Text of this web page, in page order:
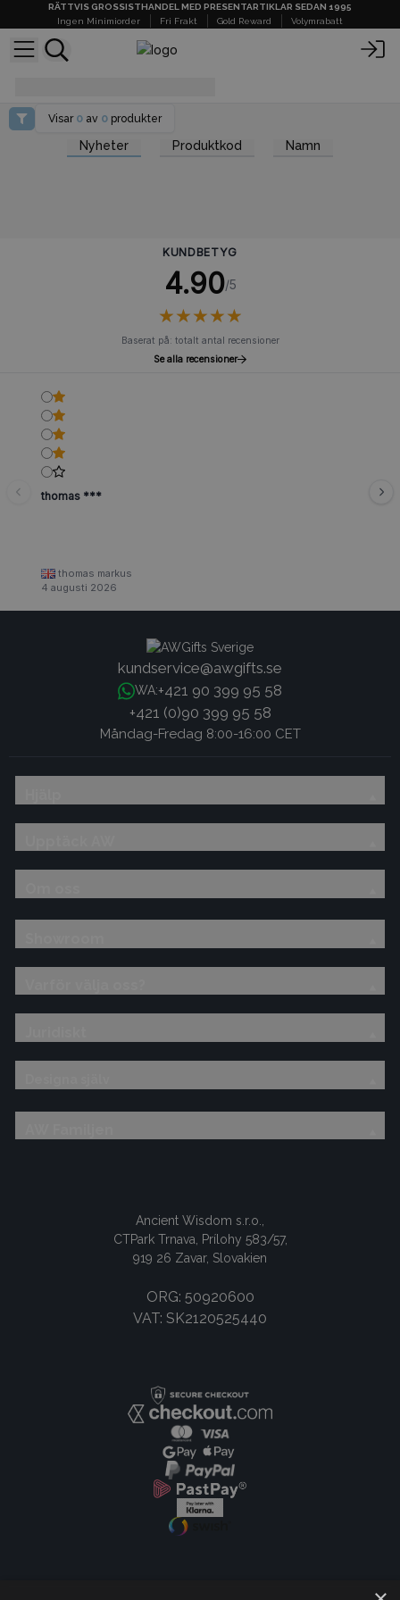
RÄTTVIS GROSSISTHANDEL MED PRESENTARTIKLAR SEDAN 1995
Ingen Minimiorder
Fri Frakt Gold Reward Volymrabatt
Visar 0 av 0 produkter
Nyheter Produktkod Namn
KUNDBETYG
4.90/5
★★★★★
★★★★★
Baserat på: totalt antal recensioner
Se alla recensioner
thomas ***
thomas markus
4 augusti 2026
kundservice@awgifts.se
WA:+421 90 399 95 58
+421 (0)90 399 95 58
Måndag-Fredag 8:00-16:00 CET
Ancient Wisdom s.r.o.,
CTPark Trnava, Prílohy 583/57,
919 26 Zavar, Slovakien
ORG: 50920600
VAT: SK2120525440